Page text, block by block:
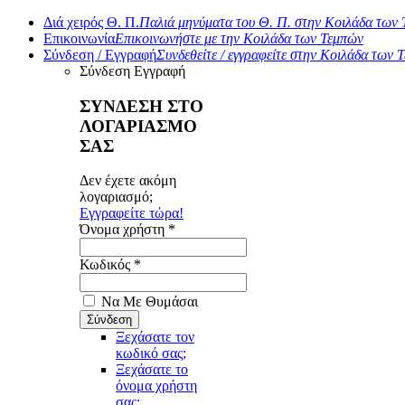
Διά χειρός Θ. Π.Παλιά μηνύματα του Θ. Π. στην Κοιλάδα των
ΕπικοινωνίαΕπικοινωνήστε με την Κοιλάδα των Τεμπών
Σύνδεση / ΕγγραφήΣυνδεθείτε / εγγραφείτε στην Κοιλάδα των
Σύνδεση Εγγραφή
ΣΥΝΔΕΣΗ ΣΤΟ
ΛΟΓΑΡΙΑΣΜΟ
ΣΑΣ
Δεν έχετε ακόμη
λογαριασμό;
Εγγραφείτε τώρα!
Όνομα χρήστη *
Κωδικός *
Να Με Θυμάσαι
Ξεχάσατε τον
κωδικό σας;
Ξεχάσατε το
όνομα χρήστη